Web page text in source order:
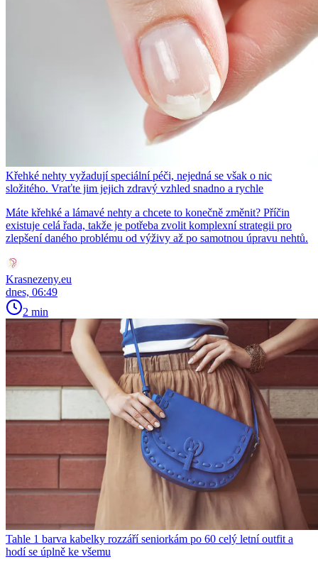
Křehké nehty vyžadují speciální péči, nejedná se však o nic
složitého. Vraťte jim jejich zdravý vzhled snadno a rychle
Máte křehké a lámavé nehty a chcete to konečně změnit? Příčin
existuje celá řada, takže je potřeba zvolit komplexní strategii pro
zlepšení daného problému od výživy až po samotnou úpravu nehtů.
Krasnezeny.eu
dnes, 06:49
2 min
Tahle 1 barva kabelky rozzáří seniorkám po 60 celý letní outfit a
hodí se úplně ke všemu